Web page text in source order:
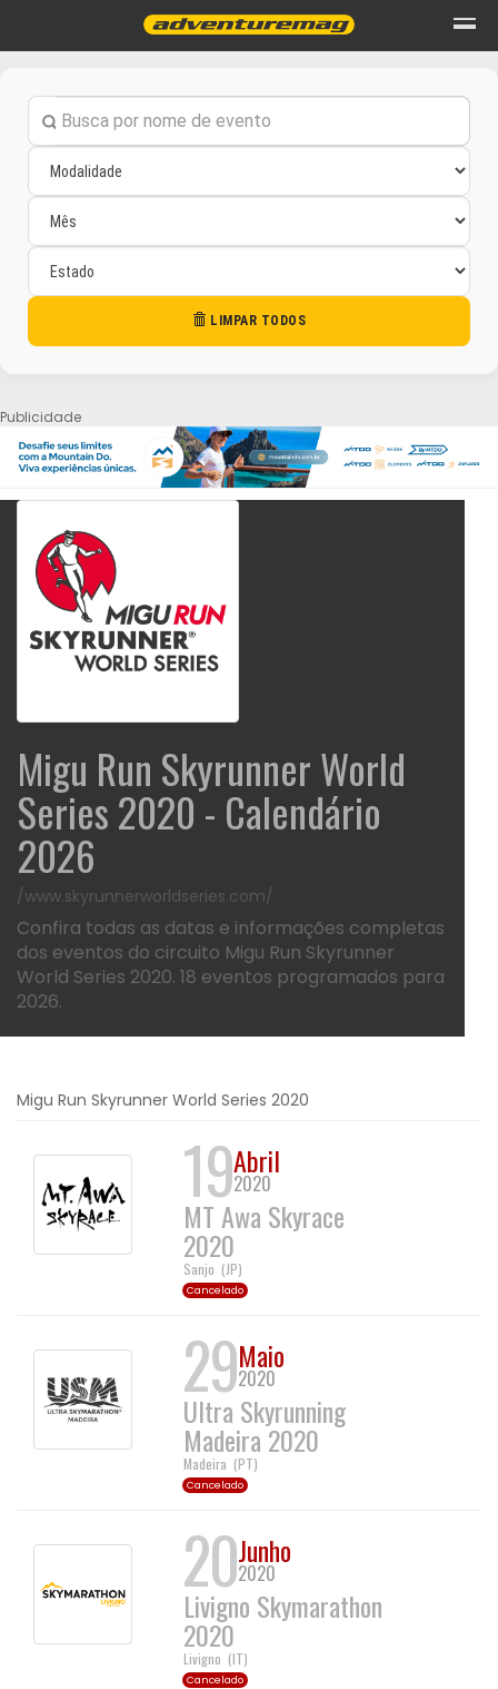
LIMPAR TODOS
Publicidade
Migu Run Skyrunner World
Series 2020 - Calendário
2026
/www.skyrunnerworldseries.com/
Confira todas as datas e informações completas
dos eventos do circuito Migu Run Skyrunner
World Series 2020. 18 eventos programados para
2026.
Migu Run Skyrunner World Series 2020
19Abril
2020
MT Awa Skyrace
2020
Sanjo (JP)
Cancelado
29Maio
2020
Ultra Skyrunning
Madeira 2020
Madeira (PT)
Cancelado
20Junho
2020
Livigno Skymarathon
2020
Livigno (IT)
Cancelado